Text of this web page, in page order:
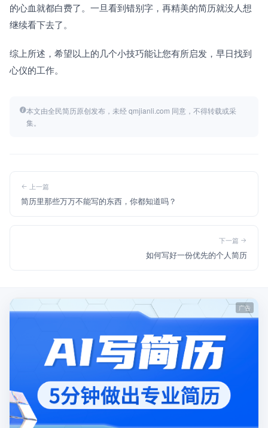
的心血就都白费了。一旦看到错别字，再精美的简历就没人想
继续看下去了。
综上所述，希望以上的几个小技巧能让您有所启发，早日找到
心仪的工作。
本文由全民简历原创发布，未经 qmjianli.com 同意，不得转载或采
集。
上一篇
简历里那些万万不能写的东西，你都知道吗？
下一篇
如何写好一份优先的个人简历